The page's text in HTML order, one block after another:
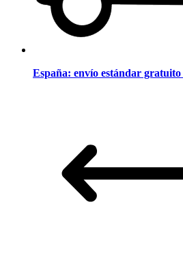
España: envío estándar gratuito